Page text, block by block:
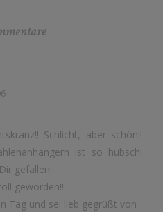
Schlicht, aber schön!!
ist so hübsch!
gefallen!
geworden!!
Tag und sei lieb gegrüßt von